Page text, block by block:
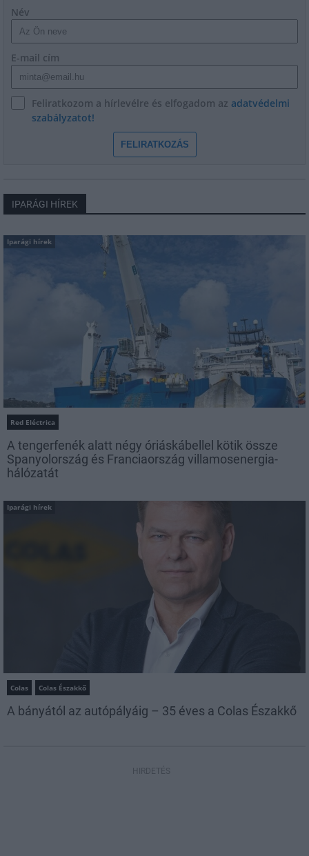
Név
E-mail cím
Feliratkozom a hírlevélre és elfogadom az adatvédelmi
szabályzatot!
FELIRATKOZÁS
IPARÁGI HÍREK
Iparági hírek
Red Eléctrica
A tengerfenék alatt négy óriáskábellel kötik össze
Spanyolország és Franciaország villamosenergia-
hálózatát
Iparági hírek
Colas Colas Északkő
A bányától az autópályáig – 35 éves a Colas Északkő
HIRDETÉS